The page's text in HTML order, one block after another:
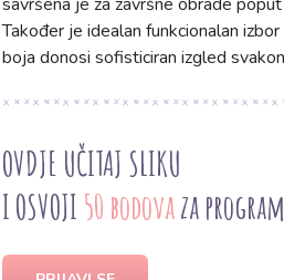
Također je idealan funkcionalan
boja donosi sofisticiran izgled
OVDJE UČITAJ SLIKU
I OSVOJI 50 bodovaza